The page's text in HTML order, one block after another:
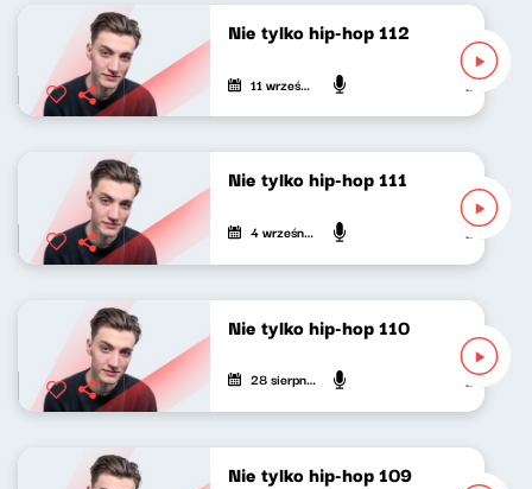
Nie tylko hip-hop 112
11 września 2022 Mateusz
Nie tylko hip-hop 111
4 września 2022 Mateusz
Nie tylko hip-hop 110
28 sierpnia 2022 Mateusz
Nie tylko hip-hop 109